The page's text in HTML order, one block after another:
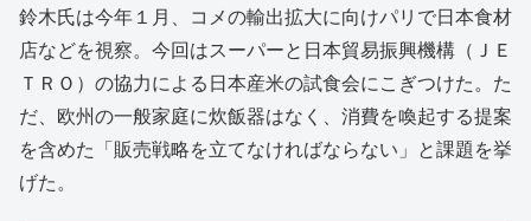
鈴木氏は今年１月、コメの輸出拡大に向けパリで日本食材
店などを視察。今回はスーパーと日本貿易振興機構（ＪＥ
ＴＲＯ）の協力による日本産米の試食会にこぎつけた。た
だ、欧州の一般家庭に炊飯器はなく、消費を喚起する提案
を含めた「販売戦略を立てなければならない」と課題を挙
げた。